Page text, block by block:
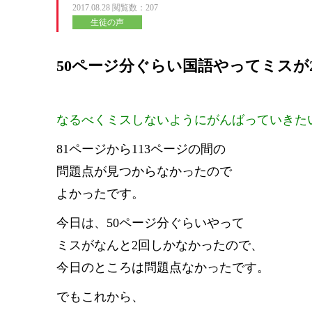
2017.08.28 閲覧数：207
生徒の声
50ページ分ぐらい国語やってミスが
なるべくミスしないようにがんばっていきた
81ページから113ページの間の
問題点が見つからなかったので
よかったです。
今日は、50ページ分ぐらいやって
ミスがなんと2回しかなかったので、
今日のところは問題点なかったです。
でもこれから、